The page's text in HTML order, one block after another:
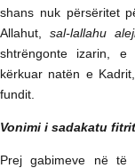
shans nuk përsëritet
Allahut, sal-lallahu
shtrëngonte izarin, e
kërkuar natën e
fundit.
Vonimi i sadakatu fitrit
Prej gabimeve në